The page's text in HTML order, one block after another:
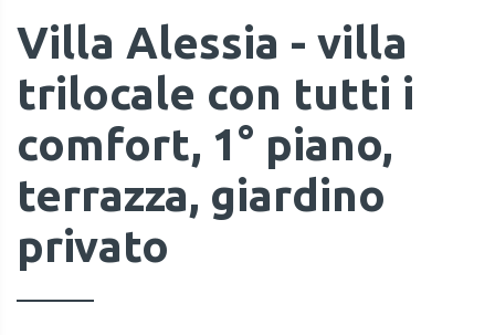
Villa Alessia - villa
trilocale con tutti i
comfort, 1° piano,
terrazza, giardino
privato